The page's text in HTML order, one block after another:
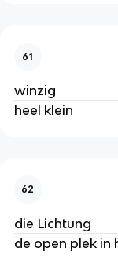
61
winzig
heel klein
62
die Lichtung
de open plek in